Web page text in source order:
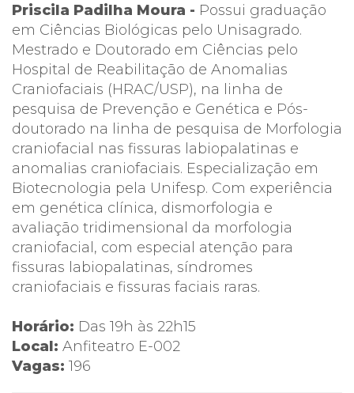
Priscila Padilha Moura - Possui graduação
em Ciências Biológicas pelo Unisagrado.
Mestrado e Doutorado em Ciências pelo
Hospital de Reabilitação de Anomalias
Craniofaciais (HRAC/USP), na linha de
pesquisa de Prevenção e Genética e Pós-
doutorado na linha de pesquisa de Morfologia
craniofacial nas fissuras labiopalatinas e
anomalias craniofaciais. Especialização em
Biotecnologia pela Unifesp. Com experiência
em genética clínica, dismorfologia e
avaliação tridimensional da morfologia
craniofacial, com especial atenção para
fissuras labiopalatinas, síndromes
craniofaciais e fissuras faciais raras.
Horário: Das 19h às 22h15
Local: Anfiteatro E-002
Vagas: 196